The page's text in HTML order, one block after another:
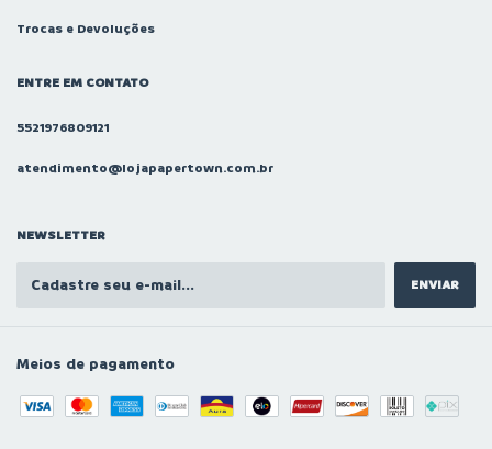
Trocas e Devoluções
ENTRE EM CONTATO
5521976809121
atendimento@lojapapertown.com.br
NEWSLETTER
Meios de pagamento